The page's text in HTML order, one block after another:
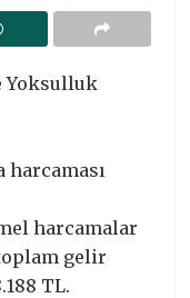
Yoksulluk
harcamalar
gelir
TL.